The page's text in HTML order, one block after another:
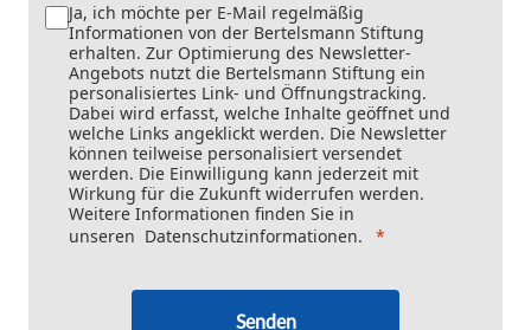
Ja, ich möchte per E-Mail regelmäßig
Informationen von der Bertelsmann Stiftung
erhalten. Zur Optimierung des Newsletter-
Angebots nutzt die Bertelsmann Stiftung ein
personalisiertes Link- und Öffnungstracking.
Dabei wird erfasst, welche Inhalte geöffnet und
welche Links angeklickt werden. Die Newsletter
können teilweise personalisiert versendet
werden. Die Einwilligung kann jederzeit mit
Wirkung für die Zukunft widerrufen werden.
Weitere Informationen finden Sie in
unseren Datenschutzinformationen.
Senden